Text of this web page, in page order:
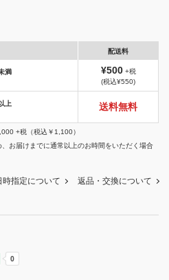
配送料
満 ¥500+税
(税込¥550)
以上 送料無料
+税（税込￥1,100）
お届けまでに通常以上のお時間をいただく場合
時指定について 返品・交換について